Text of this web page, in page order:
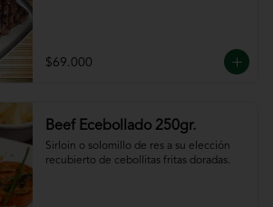
$69.000
Beef Ecebollado 250gr.
Sirloin o solomillo de res a su elección
recubierto de cebollitas fritas doradas.